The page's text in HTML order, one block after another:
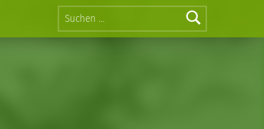
Suchen nach: